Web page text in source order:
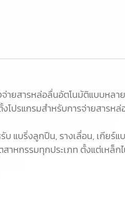
จ่ายสารหล่อลื่นอัตโนมัติแบบหล
โปรแกรมสำหรับการจ่ายสารห
บ แบริ่งลูกปืน, รางเลื่อน, เกีย
ตสาหกรรมทุกประเภท ตั้งแต่เห